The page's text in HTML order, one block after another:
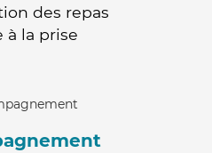
des repas
à la prise